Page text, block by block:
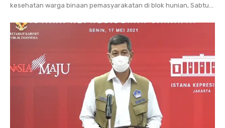
kesehatan warga binaan pemasyarakatan di blok hunian, Sabtu...